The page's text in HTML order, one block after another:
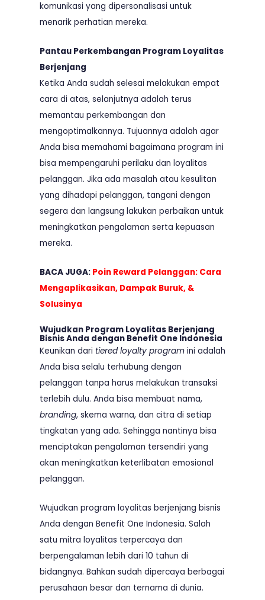
komunikasi yang dipersonalisasi untuk
menarik perhatian mereka.
Pantau Perkembangan Program Loyalitas
Berjenjang
Ketika Anda sudah selesai melakukan empat
cara di atas, selanjutnya adalah terus
memantau perkembangan dan
mengoptimalkannya. Tujuannya adalah agar
Anda bisa memahami bagaimana program ini
bisa mempengaruhi perilaku dan loyalitas
pelanggan. Jika ada masalah atau kesulitan
yang dihadapi pelanggan, tangani dengan
segera dan langsung lakukan perbaikan untuk
meningkatkan pengalaman serta kepuasan
mereka.
BACA JUGA: Poin Reward Pelanggan: Cara
Mengaplikasikan, Dampak Buruk, &
Solusinya
Wujudkan Program Loyalitas Berjenjang
Bisnis Anda dengan Benefit One Indonesia
Keunikan dari tiered loyalty program ini adalah
Anda bisa selalu terhubung dengan
pelanggan tanpa harus melakukan transaksi
terlebih dulu. Anda bisa membuat nama,
branding, skema warna, dan citra di setiap
tingkatan yang ada. Sehingga nantinya bisa
menciptakan pengalaman tersendiri yang
akan meningkatkan keterlibatan emosional
pelanggan.
Wujudkan program loyalitas berjenjang bisnis
Anda dengan Benefit One Indonesia. Salah
satu mitra loyalitas terpercaya dan
berpengalaman lebih dari 10 tahun di
bidangnya. Bahkan sudah dipercaya berbagai
perusahaan besar dan ternama di dunia.